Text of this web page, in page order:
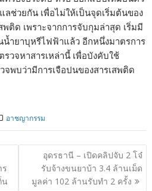
ช่วยกัน เพื่อไม่ให้เป็นจุดเริ่มต้นของ
พติด เพราะจากการจับกุมล่าสุด เริ่มมี
ำยาบุหรีไฟฟ้าแล้ว อีกหนึ่งมาตรการ
วจหาสารเหล่านี้ เพื่อบังคับใช้
พบว่ามีการเจือปนของสารเสพติด
อาชญากรรม
น
อุดรธานี – เปิดคลิปจับ 2 โจ๋
รับจ้างขนยาบ้า 3.4 ล้านเม็ด
มูลค่า 102 ล้านรับทำ 2 ครั้ง